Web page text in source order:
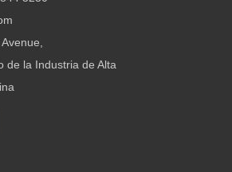
de la Industria de Alta